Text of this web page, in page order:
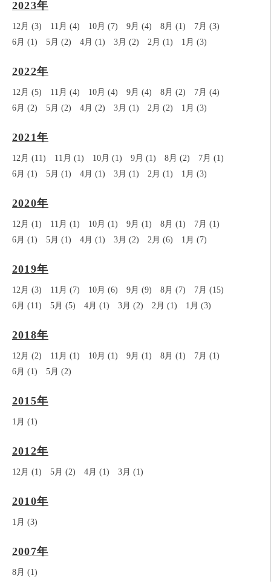
2023年
12月 (3) 11月 (4) 10月 (7) 9月 (4) 8月 (1)
7月 (3)
6月 (1)
5月 (2) 4月 (1) 3月 (2) 2月 (1) 1月 (3)
2022年
12月 (5) 11月 (4) 10月 (4) 9月 (4) 8月 (2)
7月 (4)
6月 (2)
5月 (2) 4月 (2) 3月 (1) 2月 (2) 1月 (3)
2021年
12月 (11) 11月 (1) 10月 (1) 9月 (1) 8月 (2)
7月 (1)
6月 (1)
5月 (1) 4月 (1) 3月 (1) 2月 (1) 1月 (3)
2020年
12月 (1) 11月 (1) 10月 (1) 9月 (1) 8月 (1)
7月 (1)
6月 (1)
5月 (1) 4月 (1) 3月 (2) 2月 (6) 1月 (7)
2019年
12月 (3) 11月 (7) 10月 (6) 9月 (9) 8月 (7)
7月 (15)
6月 (11)
5月 (5) 4月 (1) 3月 (2) 2月 (1) 1月 (3)
2018年
12月 (2) 11月 (1) 10月 (1) 9月 (1) 8月 (1)
7月 (1)
6月 (1)
5月 (2)
2015年
1月 (1)
2012年
12月 (1) 5月 (2) 4月 (1) 3月 (1)
2010年
1月 (3)
2007年
8月 (1)